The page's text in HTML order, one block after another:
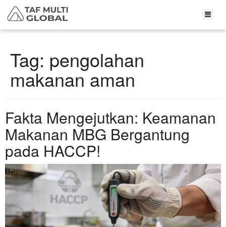
Tag: pengolahan
makanan aman
Fakta Mengejutkan: Keamanan
Makanan MBG Bergantung
pada HACCP!